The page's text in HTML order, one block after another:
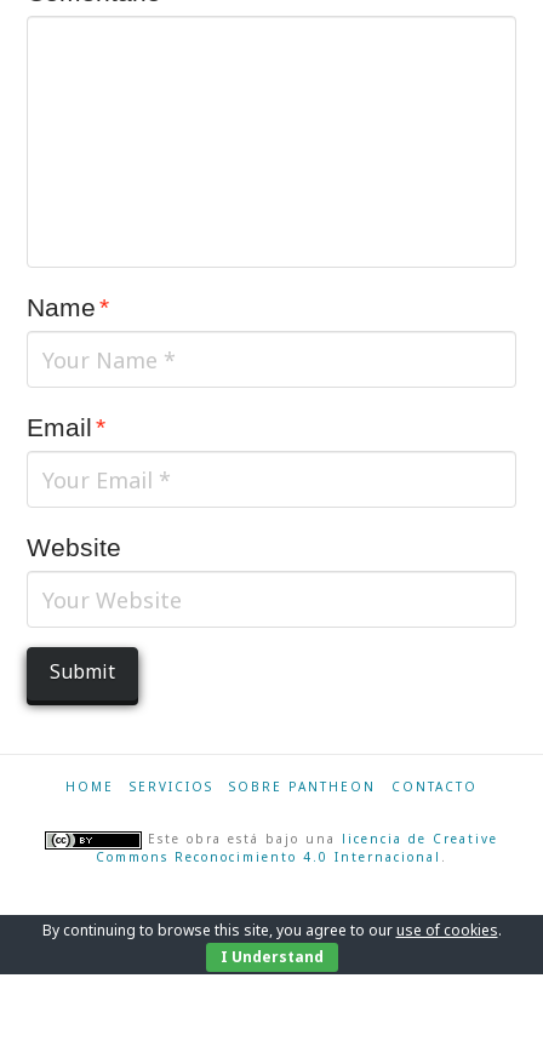
Name*
Email*
Website
HOME SERVICIOS SOBRE PANTHEON CONTACTO
Este obra está bajo una licencia de Creative
Commons Reconocimiento 4.0 Internacional
By continuing to browse this site, you agree to ouruse of cookies.
I Understand